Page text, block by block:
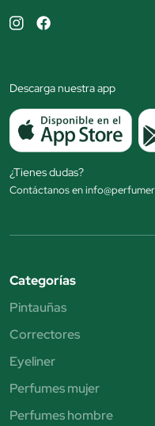
Descarga nuestra app
¿Tienes dudas?
Contáctanos en
Categorías
Pintauñas
Correctores
Eyeliner
Perfumes mujer
Perfumes hombre